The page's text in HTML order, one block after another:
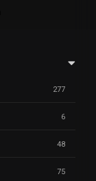
277
6
48
75